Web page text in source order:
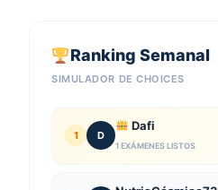
Ranking Semanal
SIMULADOR DE CHOICES
1 D
Dafi
1 EXÁMENES LISTOS